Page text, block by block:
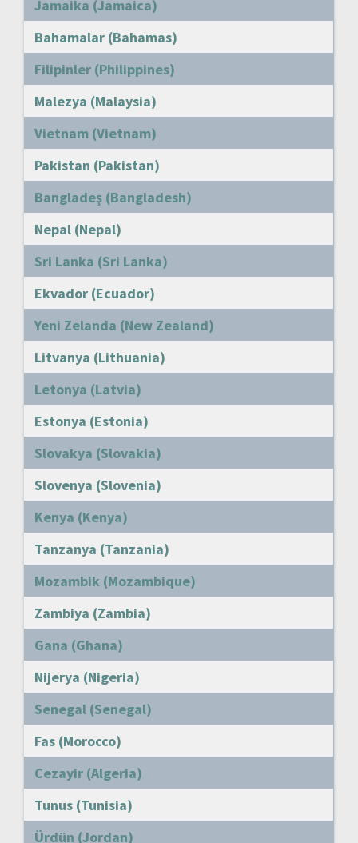
Jamaika (Jamaica)
Bahamalar (Bahamas)
Filipinler (Philippines)
Malezya (Malaysia)
Vietnam (Vietnam)
Pakistan (Pakistan)
Bangladeş (Bangladesh)
Nepal (Nepal)
Sri Lanka (Sri Lanka)
Ekvador (Ecuador)
Yeni Zelanda (New Zealand)
Litvanya (Lithuania)
Letonya (Latvia)
Estonya (Estonia)
Slovakya (Slovakia)
Slovenya (Slovenia)
Kenya (Kenya)
Tanzanya (Tanzania)
Mozambik (Mozambique)
Zambiya (Zambia)
Gana (Ghana)
Nijerya (Nigeria)
Senegal (Senegal)
Fas (Morocco)
Cezayir (Algeria)
Tunus (Tunisia)
Ürdün (Jordan)